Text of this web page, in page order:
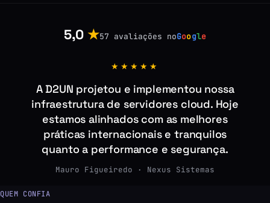
5,0 ★57 avaliações noGoogle
★★★★★
A D2UN projetou e implementou nossa
infraestrutura de servidores cloud. Hoje
estamos alinhados com as melhores
práticas internacionais e tranquilos
quanto a performance e segurança.
Mauro Figueiredo · Nexus Sistemas
QUEM CONFIA